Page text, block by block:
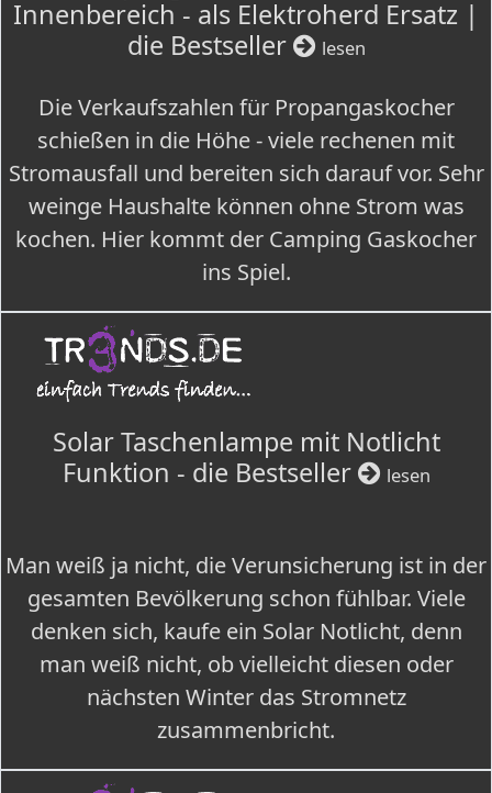
Innenbereich - als Elektroherd Ersatz |
die Bestseller
lesen
Die Verkaufszahlen für Propangaskocher
schießen in die Höhe - viele rechenen mit
Stromausfall und bereiten sich darauf vor. Sehr
weinge Haushalte können ohne Strom was
kochen. Hier kommt der Camping Gaskocher
ins Spiel.
Solar Taschenlampe mit Notlicht
Funktion - die Bestseller
lesen
Man weiß ja nicht, die Verunsicherung ist in der
gesamten Bevölkerung schon fühlbar. Viele
denken sich, kaufe ein Solar Notlicht, denn
man weiß nicht, ob vielleicht diesen oder
nächsten Winter das Stromnetz
zusammenbricht.